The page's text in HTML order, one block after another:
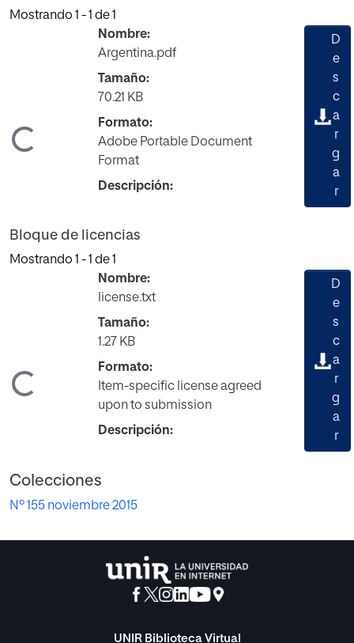
Mostrando 1 - 1 de 1
Nombre:
Argentina.pdf
Tamaño:
70.21 KB
Formato:
Adobe Portable Document
Format
Descripción:
D
e
s
c
a
r
g
a
r
Bloque de licencias
Mostrando 1 - 1 de 1
Nombre:
license.txt
Tamaño:
1.27 KB
Formato:
Item-specific license agreed
upon to submission
Descripción:
D
e
s
c
a
r
g
a
r
Colecciones
Nº 155 noviembre 2015
UNIR Biblioteca Virtual